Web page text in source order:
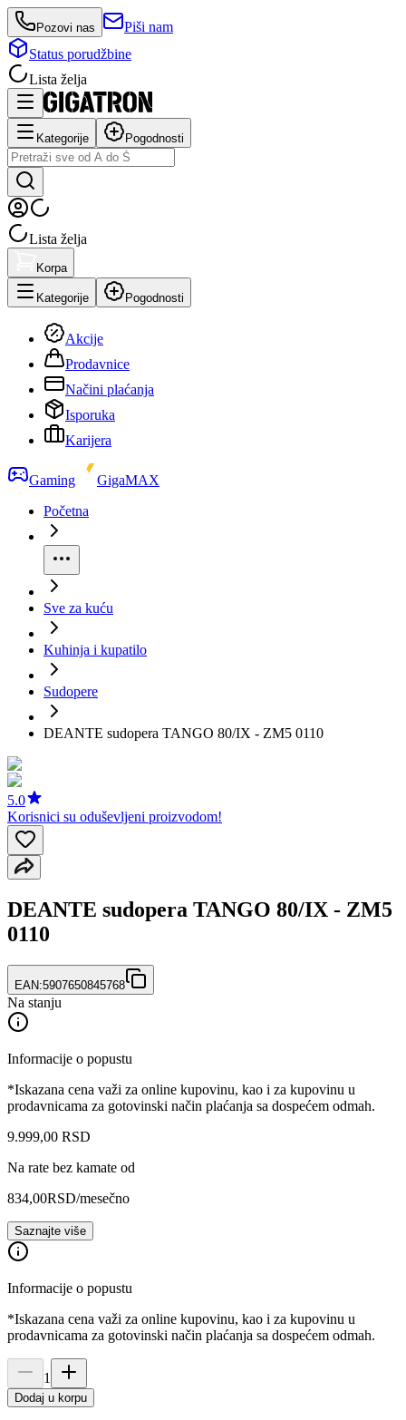
Pozovi nas
Piši nam
Status porudžbine
Lista želja
Kategorije Pogodnosti
Lista želja
Korpa
Kategorije Pogodnosti
Akcije
Prodavnice
Načini plaćanja
Isporuka
Karijera
Gaming
GigaMAX
Početna
Sve za kuću
Kuhinja i kupatilo
Sudopere
DEANTE sudopera TANGO 80/IX - ZM5 0110
5.0
Korisnici su oduševljeni proizvodom!
DEANTE sudopera TANGO 80/IX - ZM5
0110
EAN:5907650845768
Na stanju
Informacije o popustu
*Iskazana cena važi za online kupovinu, kao i za kupovinu u
prodavnicama za gotovinski način plaćanja sa dospećem odmah.
9.999,00 RSD
Na rate bez kamate od
834,00RSD/mesečno
Saznajte više
Informacije o popustu
*Iskazana cena važi za online kupovinu, kao i za kupovinu u
prodavnicama za gotovinski način plaćanja sa dospećem odmah.
1
Dodaj u korpu